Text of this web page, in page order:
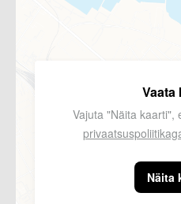
Vaata
Vajuta "Näita kaarti",
Näita